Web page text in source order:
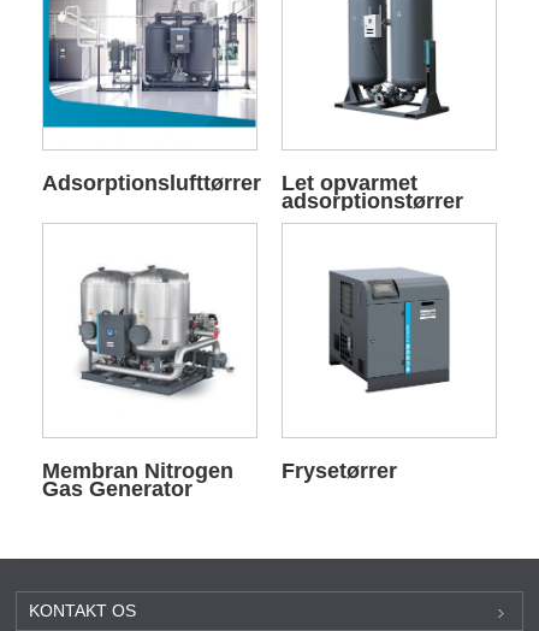
Adsorptionslufttørrer Let opvarmet
adsorptionstørrer
Membran Nitrogen
Gas Generator
Frysetørrer
KONTAKT OS